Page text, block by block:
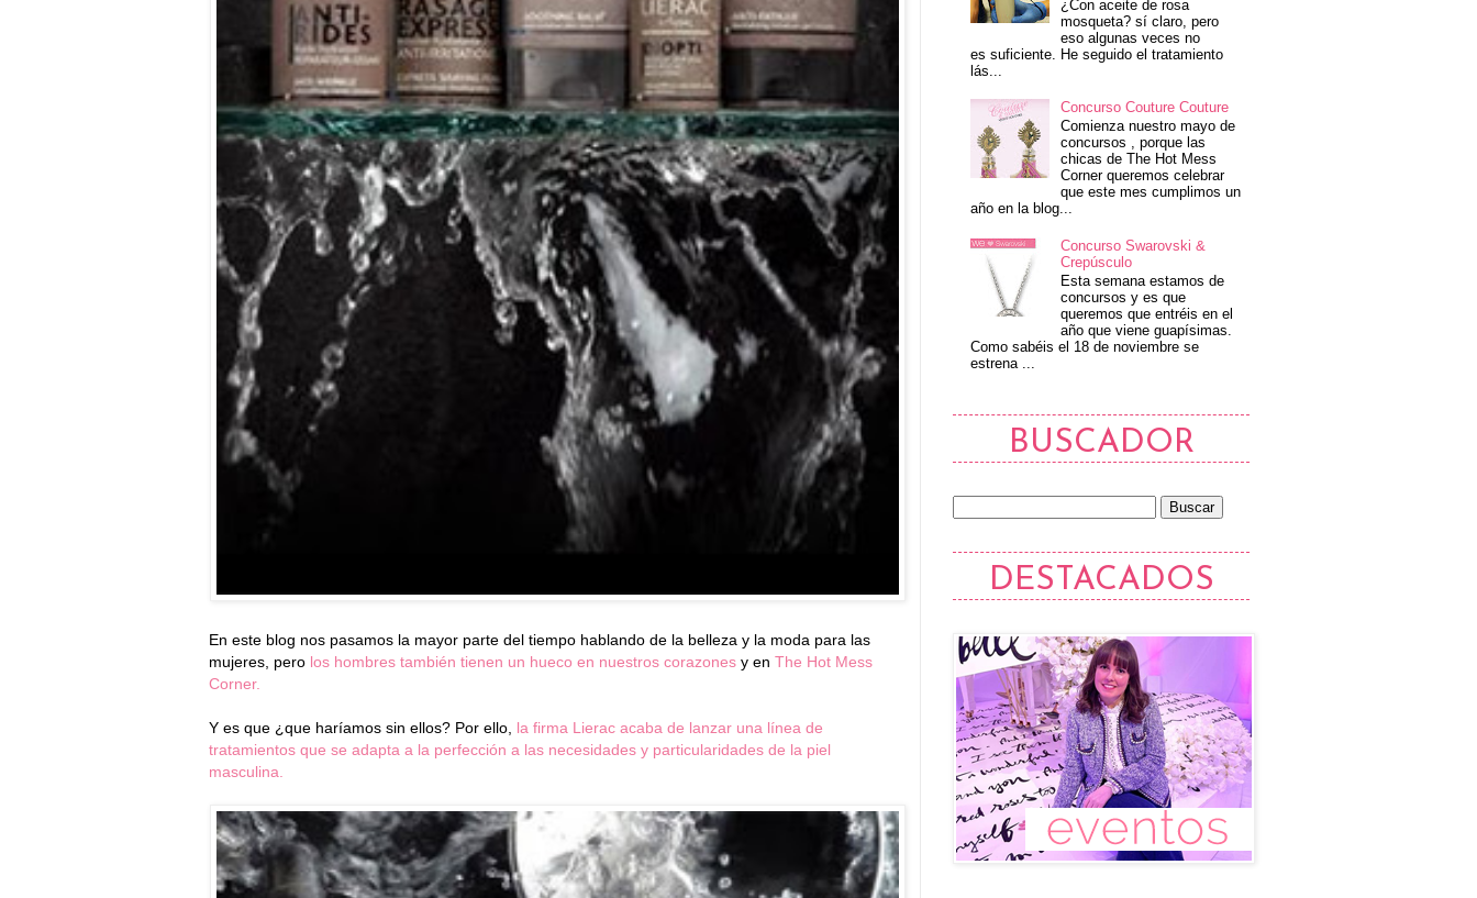
En este blog nos pasamos la mayor parte del tiempo hablando de la belleza y la moda para las
mujeres, pero los hombres también tienen un hueco en nuestros corazones y en The Hot Mess
Corner.
Y es que ¿que haríamos sin ellos? Por ello, la firma Lierac acaba de lanzar una línea de
tratamientos que se adapta a la perfección a las necesidades y particularidades de la piel
masculina.
¿Con aceite de rosa
mosqueta? sí claro, pero
eso algunas veces no
es suficiente. He seguido el tratamiento
lás...
Concurso Couture Couture
Comienza nuestro mayo de
concursos , porque las
chicas de The Hot Mess
Corner queremos celebrar
que este mes cumplimos un
año en la blog...
Concurso Swarovski &
Crepúsculo
Esta semana estamos de
concursos y es que
queremos que entréis en el
año que viene guapísimas.
Como sabéis el 18 de noviembre se
estrena ...
BUSCADOR
DESTACADOS